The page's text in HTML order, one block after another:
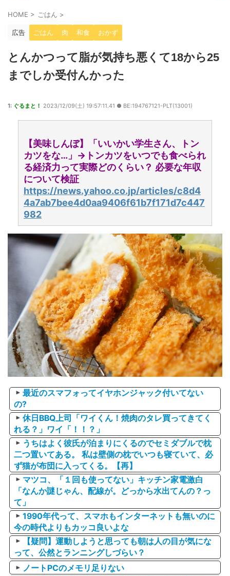
HOME > ごはん >
広告 ごはん 肉 和食 おかず
とんかつって脂が気持ち悪くて18から25
までしか受付んかった
1: ぐるまと！ 2023/12/09(土) 19:57:11.41 ● BE:194767121-PLT(13001)
【美味しんぼ】「いいかい学生さん、トン
カツをな…」→トンカツをいつでも食べられ
る経済力って実際どのくらい？ 必要な年収
について検証
https://news.yahoo.co.jp/articles/c8d4
4a7ab7bee4d0aa9406f61b7f171d7c447
982
最近のスマフォってイヤホンジャック付いてない
の?
休日BBQ上司「ワイくん！焼肉のタレ買ってきてく
れる？」ワイ「！！？」
うちはよく彼氏が泊まりにくるのでセミダブルで枕
二つ置いてある。 私は壁側の枕でいつも寝ていて、必
ず猫が布団に入ってくる。【再】
マツコ、「１回も使ってない」キッチン家電激白
「なんか謎じゃん、配線が。どっから水出てんの？っ
て」
1990年代って、スマホもインターネットも無いのに
今の時代よりもカッコ良いよな
【疑問】運動しようと思っても朝は人の目が気にな
って、公然とランニングしづらい？
ノートPCのメモリ足りない